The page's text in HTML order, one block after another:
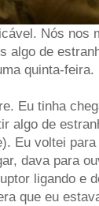
Nós nos
algo de
quinta-feira.
Eu tinha
algo de
Eu voltei
dava para
ligando e
que eu